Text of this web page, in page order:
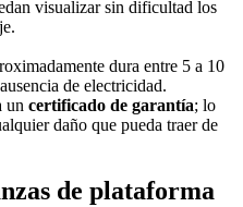
visualizar sin dificultad los
dura entre 5 a 10
de electricidad.
un certificado de garantía; lo
daño que pueda traer de
de plataforma